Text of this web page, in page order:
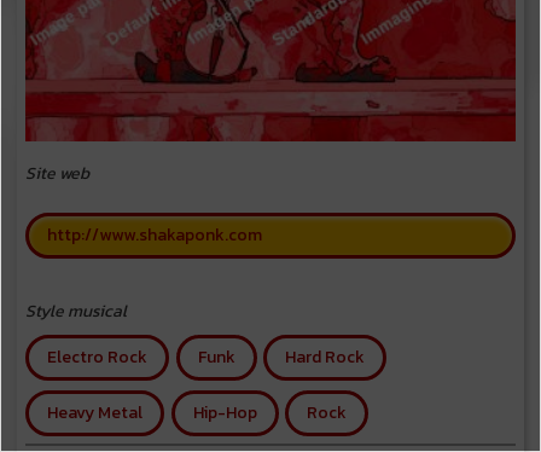
Site web
http://www.shakaponk.com
Style musical
Electro Rock
Funk Hard Rock
Heavy Metal Hip-Hop Rock